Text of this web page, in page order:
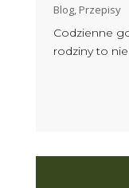
Blog, Przepisy
Codzienne
rodziny to nie